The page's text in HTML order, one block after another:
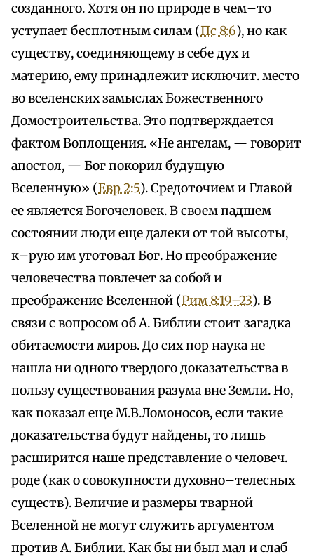
созданного. Хотя он по природе в чем–то
уступает бесплотным силам (Пс 8:6), но как
существу, соединяющему в себе дух и
материю, ему принадлежит исключит. место
во вселенских замыслах Божественного
Домостроительства. Это подтверждается
фактом Воплощения. «Не ангелам, — говорит
апостол, — Бог покорил будущую
Вселенную» (Евр 2:5). Средоточием и Главой
ее является Богочеловек. В своем падшем
состоянии люди еще далеки от той высоты,
к–рую им уготовал Бог. Но преображение
человечества повлечет за собой и
преображение Вселенной (Рим 8:19–23). В
связи с вопросом об А. Библии стоит загадка
обитаемости миров. До сих пор наука не
нашла ни одного твердого доказательства в
пользу существования разума вне Земли. Но,
как показал еще М.В.Ломоносов, если такие
доказательства будут найдены, то лишь
расширится наше представление о человеч.
роде (как о совокупности духовно–телесных
существ). Величие и размеры тварной
Вселенной не могут служить аргументом
против А. Библии. Как бы ни был мал и слаб